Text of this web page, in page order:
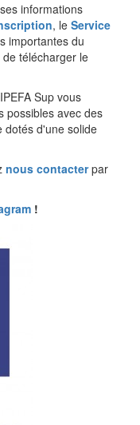
informations
, le Service
importantes du
télécharger le
Sup vous
possibles avec des
dotés d'une solide
nous contacterpar
!